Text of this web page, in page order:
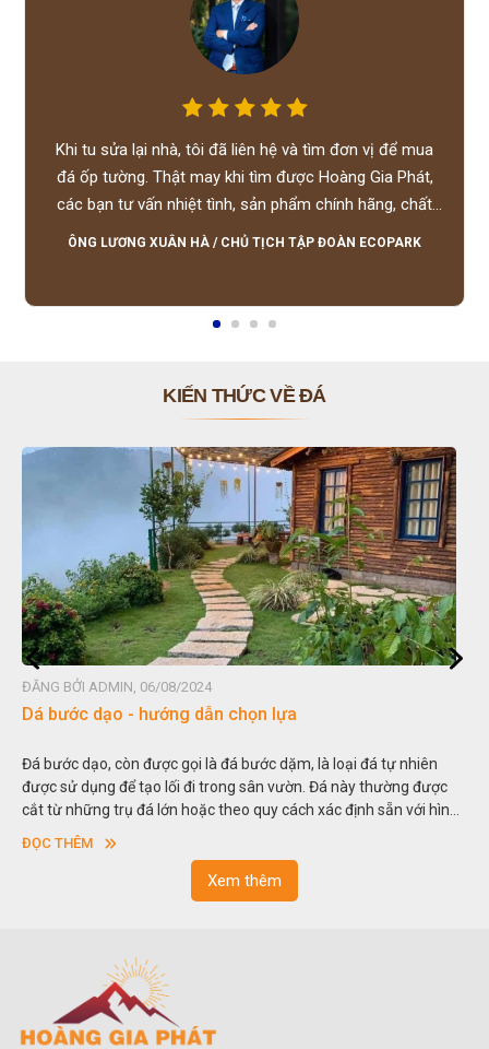
Khi tu sửa lại nhà, tôi đã liên hệ và tìm đơn vị để mua
đá ốp tường. Thật may khi tìm được Hoàng Gia Phát,
các bạn tư vấn nhiệt tình, sản phẩm chính hãng, chất
lượng tốt, giá hợp lý, hỗ trợ tận tình.
ÔNG LƯƠNG XUÂN HÀ / CHỦ TỊCH TẬP ĐOÀN ECOPARK
KIẾN THỨC VỀ ĐÁ
ĐĂNG BỞI ADMIN, 06/08/2024
Dá bước dạo - hướng dẫn chọn lựa
Đá bước dạo, còn được gọi là đá bước dặm, là loại đá tự nhiên
được sử dụng để tạo lối đi trong sân vườn. Đá này thường được
cắt từ những trụ đá lớn hoặc theo quy cách xác định sẵn với hình
vuông hoặc hình chữ nhật và có độ dày khác nhau.
ĐỌC THÊM
Xem thêm